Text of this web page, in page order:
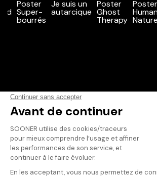
Vos avis
Donnez votre avis
Votre note
Votre commentaire